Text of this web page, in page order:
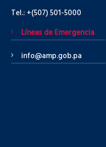
Tel.: +(507) 501-5000
Líneas de Emergencia
info@amp.gob.pa